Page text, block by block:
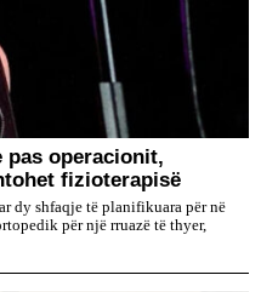
pas operacionit,
fizioterapisë
dy shfaqje të planifikuara për në
për një rruazë të thyer,